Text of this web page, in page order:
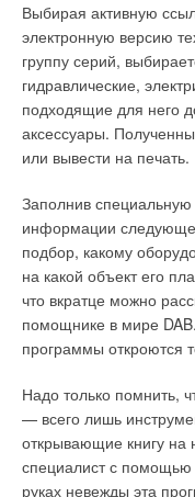
Выбирая активную
электронную версию
группу серий,
гидравлические,
подходящие для него
аксессуары.
или вывести на печать.
Заполнив
информации
подбор, какому
на какой объект его
что вкратце можно
помощнике в мире
программы откроются
Надо только помнить,
— всего лишь
открывающие книгу на
специалист с помощью
руках невежды эта
Мы должны провести
воздуха (VAV-
электрическая или
регулятором.
регулятор с
будем рассматривать
Расход воздуха
управления,
и корректировки.
оснащен VAV-
измерение. Он
регулирования даже в
«эффективное»
динамическому
преобразуется в
контроллером.
одновременно
химическому составу
лучших материалов по
превосходит чугун и
отопления по способу
полученные методом
равномерную окисную
алюминия.Метод литья
алюминий
качество литья трудно
теплоносителе может
этому приводит
(которая сама собой
которым покрывают
разрушается
частицами, которые
централизованных